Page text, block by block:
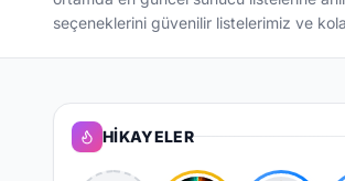
seçeneklerini güvenilir listelerimiz ve
HIKAYELER